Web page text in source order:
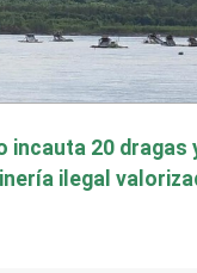
incauta 20 dragas
ilegal